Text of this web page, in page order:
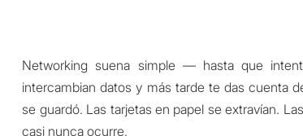
Networking suena simple — hasta que
intercambian datos y más tarde te das cuenta
se guardó. Las tarjetas en papel se extravían.
casi nunca ocurre.